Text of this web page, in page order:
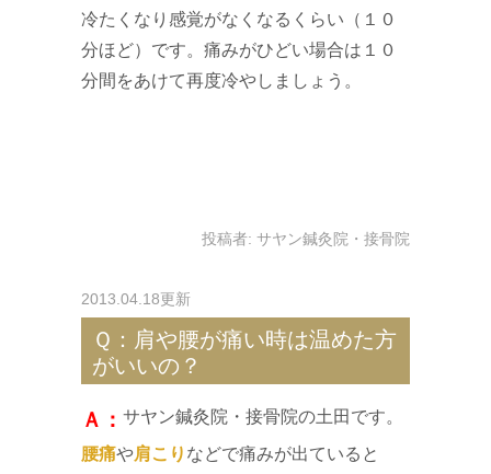
冷たくなり感覚がなくなるくらい（１０
分ほど）です。痛みがひどい場合は１０
分間をあけて再度冷やしましょう。
投稿者: サヤン鍼灸院・接骨院
2013.04.18更新
Ｑ：肩や腰が痛い時は温めた方
がいいの？
Ａ： サヤン鍼灸院・接骨院の土田です。
腰痛や肩こり などで痛みが出ていると